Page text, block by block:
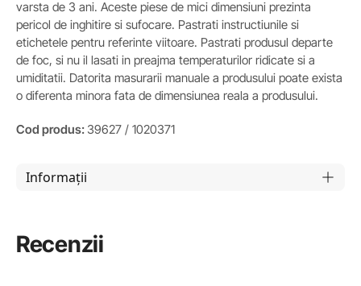
varsta de 3 ani. Aceste piese de mici dimensiuni prezinta
pericol de inghitire si sufocare. Pastrati instructiunile si
etichetele pentru referinte viitoare. Pastrati produsul departe
de foc, si nu il lasati in preajma temperaturilor ridicate si a
umiditatii. Datorita masurarii manuale a produsului poate exista
o diferenta minora fata de dimensiunea reala a produsului.
Cod produs: 39627 / 1020371
Informații
Recenzii